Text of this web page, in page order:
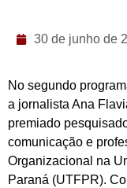
30 de junho de
No segundo
a jornalista Ana
premiado
comunicação e
Organizacional na
Paraná (UTFPR).